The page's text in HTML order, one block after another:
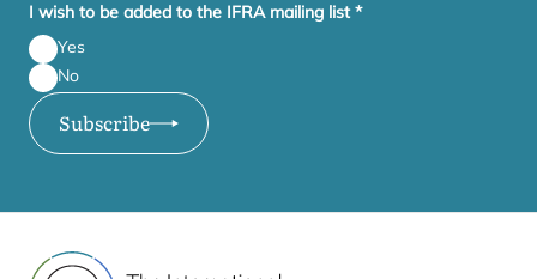
I wish to be added to the IFRA mailing list*
Yes
No
Subscribe